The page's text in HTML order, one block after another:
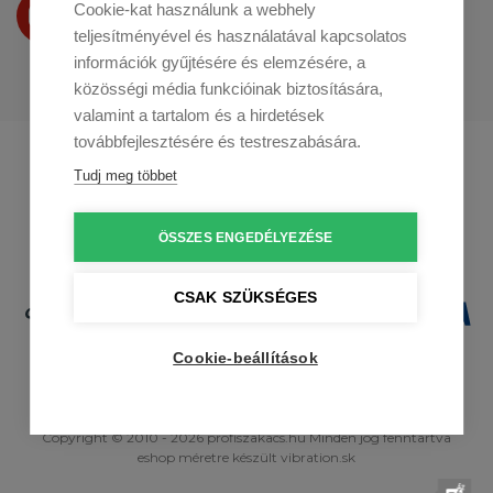
a Youtube-on is bemutatjuk
Profikuchar.sk
Profikuchař.cz
Copyright © 2010 - 2026 profiszakacs.hu Minden jog fenntartva
eshop méretre készült vibration.sk
Cookie-kat használunk a webhely
teljesítményével és használatával kapcsolatos
információk gyűjtésére és elemzésére, a
közösségi média funkcióinak biztosítására,
valamint a tartalom és a hirdetések
továbbfejlesztésére és testreszabására.
Tudj meg többet
ÖSSZES ENGEDÉLYEZÉSE
CSAK SZÜKSÉGES
Cookie-beállítások